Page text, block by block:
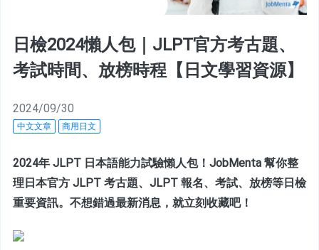
日檢2024懶人包｜JLPT官方考古題、
考試時間、放榜時程【日文學習資源】
2024/09/30
中文文章 商用日文
2024年 JLPT 日本語能力試驗懶人包！JobMenta 幫你整
理日本官方 JLPT 考古題、JLPT 報名、考試、放榜等日檢
重要資訊。不想錯過最新消息，就立刻收藏吧！